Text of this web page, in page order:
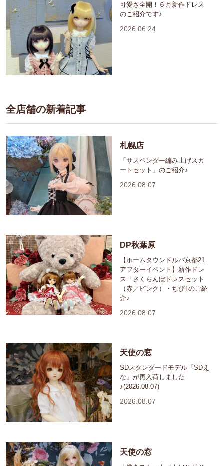
可愛さ全開！６月新作ドレス
のご紹介です♪
2026.06.24
全店舗の新着記事
札幌店
「サスペンダー編み上げスカ
ートセット」のご紹介♪
2026.08.07
DP秋葉原
【ホームタウンドルパ京都21
アフターイベント】新作ドレ
ス「さくらんぼドレスセット
（赤／ピンク）・ちび｣のご紹
介♪
2026.08.07
天使の窓
SDスタンダードモデル「SDえ
な」が再入荷しました
♪(2026.08.07)
2026.08.07
天使の窓